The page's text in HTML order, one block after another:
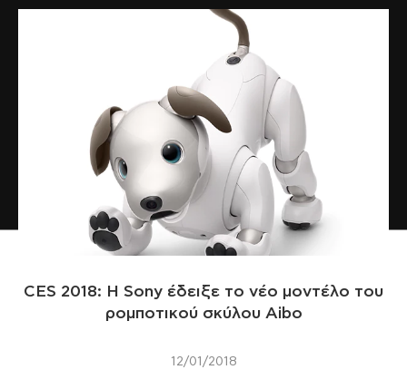
CES 2018: H Sony έδειξε το νέο μοντέλο του
ρομποτικού σκύλου Aibo
12/01/2018